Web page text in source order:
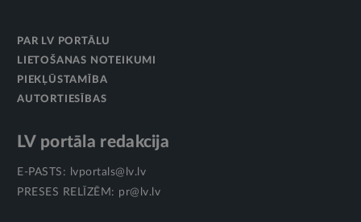
PAR LV PORTĀLU
LIETOŠANAS NOTEIKUMI
PIEKĻŪSTAMĪBA
AUTORTIESĪBAS
LV portāla redakcija
E-PASTS:
lvportals@lv.lv
PRESES RELĪZĒM: pr@lv.lv